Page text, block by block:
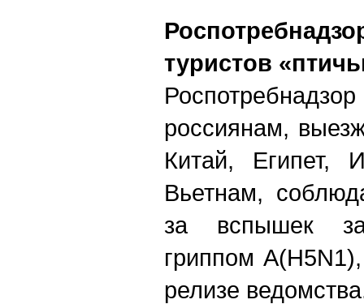
туристов
россиянам,
Китай, Египет,
Вьетнам,
за вспышек
гриппом
релизе